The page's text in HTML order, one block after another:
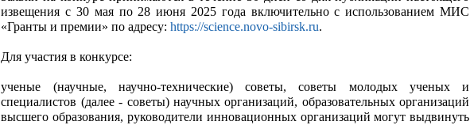
извещения с 30 мая по 28 июня 2025 года включительно с использованием МИС
«Гранты и премии» по адресу:https://science.novo-sibirsk.ru.
Для участия в конкурсе:
ученые (научные, научно-технические) советы, советы молодых ученых и
специалистов (далее - советы) научных организаций, образовательных организаций
высшего образования, руководители инновационных организаций могут выдвинуть